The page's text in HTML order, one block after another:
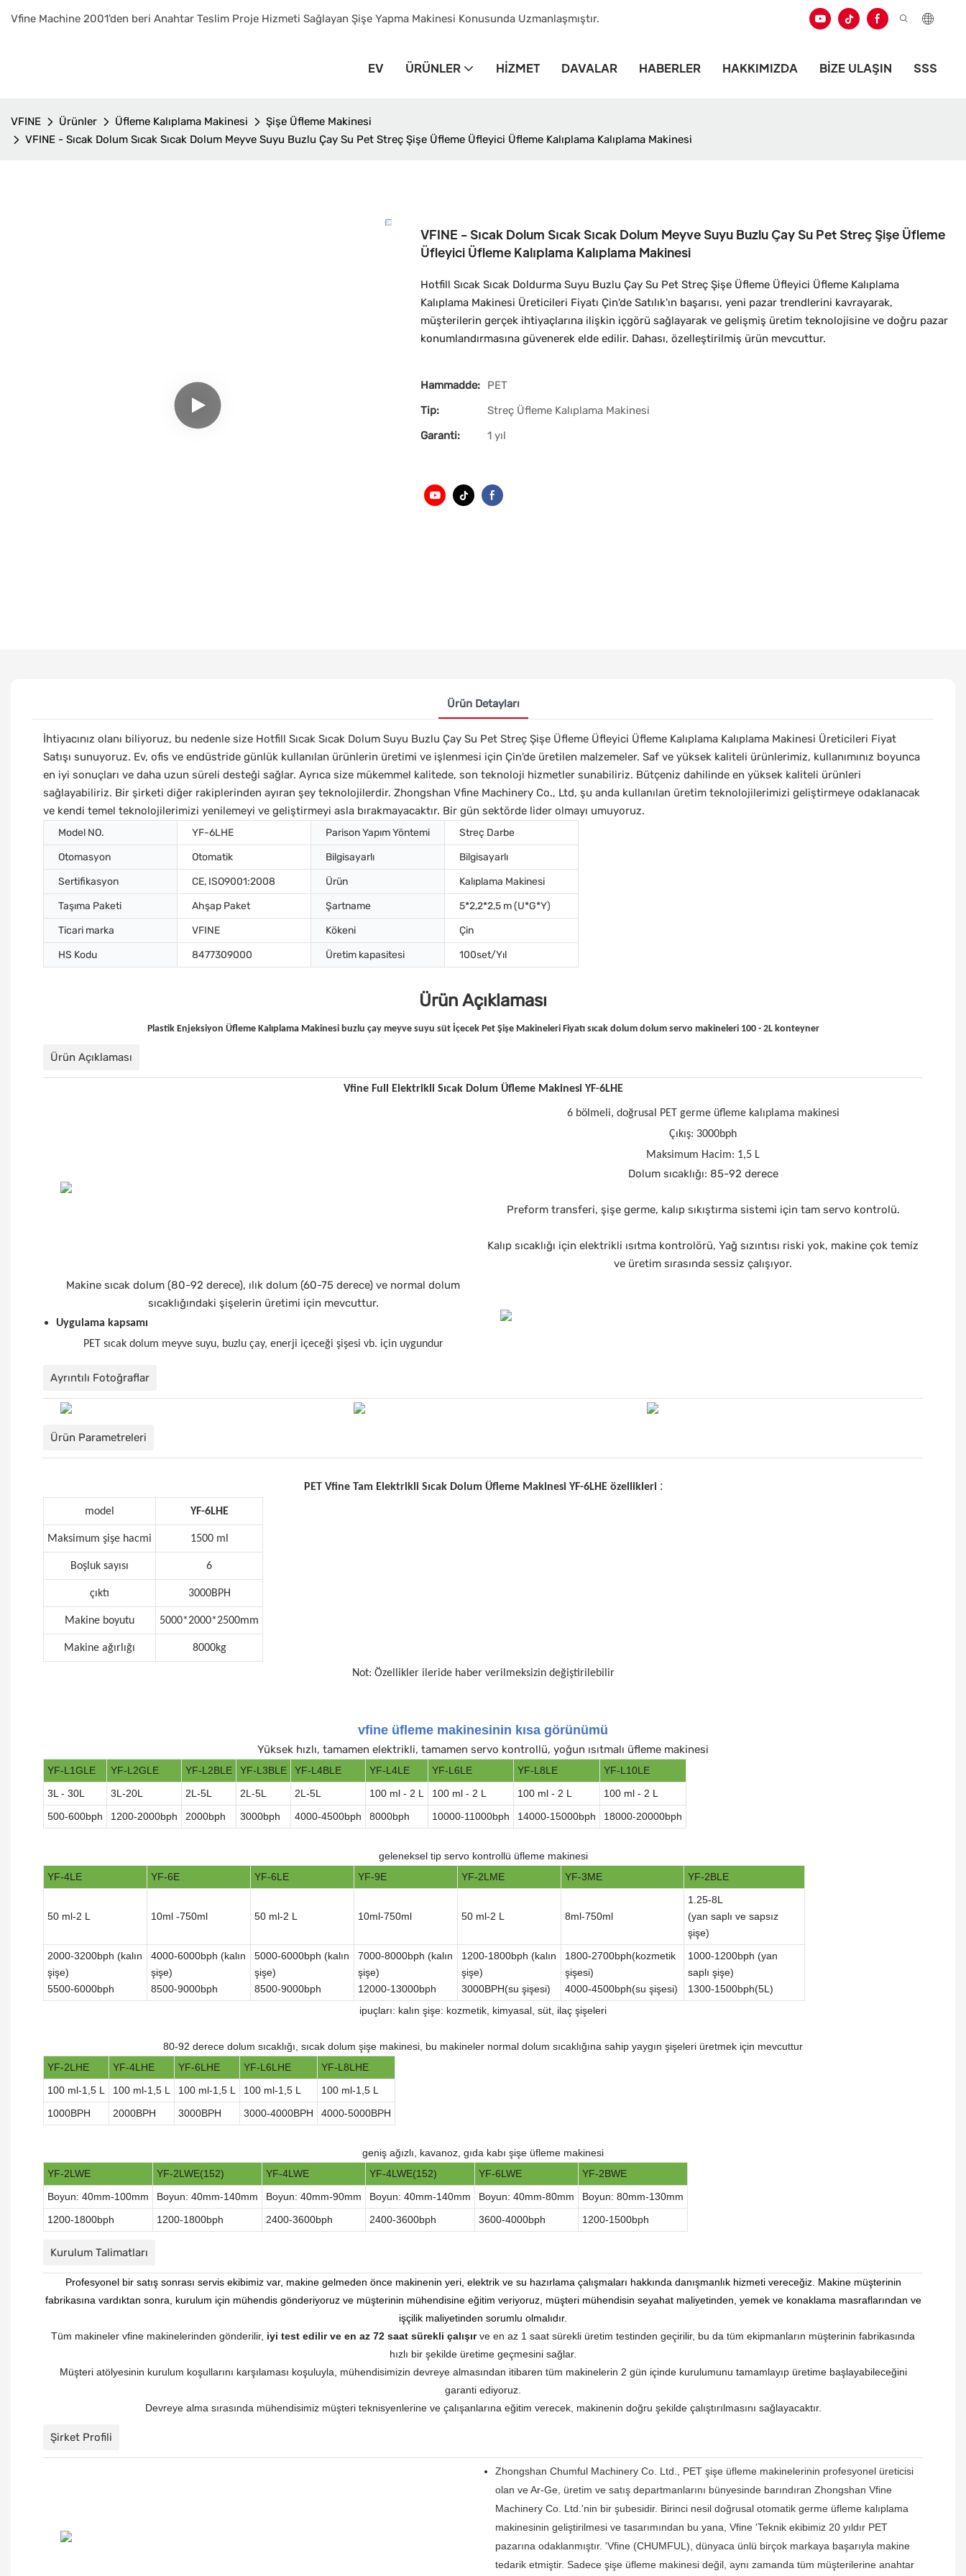
Vfine Machine 2001'den beri Anahtar Teslim Proje Hizmeti Sağlayan Şişe Yapma Makinesi Konusunda Uzmanlaşmıştır.
EV ÜRÜNLER HIZMET DAVALAR HABERLER HAKKIMIZDA BIZE ULAŞIN SSS
VFINE Ürünler Üfleme Kalıplama Makinesi
Şişe Üfleme Makinesi
VFINE - Sıcak Dolum Sıcak Sıcak Dolum Meyve Suyu Buzlu Çay Su Pet Streç Şişe Üfleme Üfleyici Üfleme Kalıplama Kalıplama Makinesi
VFINE - Sıcak Dolum Sıcak Sıcak Dolum Meyve Suyu Buzlu Çay Su Pet Streç Şişe Üfleme
Üfleyici Üfleme Kalıplama Kalıplama Makinesi
Hotfill Sıcak Sıcak Doldurma Suyu Buzlu Çay Su Pet Streç Şişe Üfleme Üfleyici Üfleme Kalıplama
Kalıplama Makinesi Üreticileri Fiyatı Çin'de Satılık'ın başarısı, yeni pazar trendlerini kavrayarak,
müşterilerin gerçek ihtiyaçlarına ilişkin içgörü sağlayarak ve gelişmiş üretim teknolojisine ve doğru pazar
konumlandırmasına güvenerek elde edilir. Dahası, özelleştirilmiş ürün mevcuttur.
Hammadde:
PET
Tip:
Streç Üfleme Kalıplama Makinesi
Garanti:
1 yıl
Ürün Detayları
İhtiyacınız olanı biliyoruz, bu nedenle size Hotfill Sıcak Sıcak Dolum Suyu Buzlu Çay Su Pet Streç Şişe Üfleme Üfleyici Üfleme Kalıplama Kalıplama Makinesi Üreticileri Fiyat
Satışı sunuyoruz. Ev, ofis ve endüstride günlük kullanılan ürünlerin üretimi ve işlenmesi için Çin'de üretilen malzemeler. Saf ve yüksek kaliteli ürünlerimiz, kullanımınız boyunca
en iyi sonuçları ve daha uzun süreli desteği sağlar. Ayrıca size mükemmel kalitede, son teknoloji hizmetler sunabiliriz. Bütçeniz dahilinde en yüksek kaliteli ürünleri
sağlayabiliriz. Bir şirketi diğer rakiplerinden ayıran şey teknolojilerdir. Zhongshan Vfine Machinery Co., Ltd, şu anda kullanılan üretim teknolojilerimizi geliştirmeye odaklanacak
ve kendi temel teknolojilerimizi yenilemeyi ve geliştirmeyi asla bırakmayacaktır. Bir gün sektörde lider olmayı umuyoruz.
Model NO. YF-6LHE Parison Yapım Yöntemi
Streç Darbe
Otomasyon
Otomatik Bilgisayarlı
Bilgisayarlı
Sertifikasyon
CE, ISO9001:2008 Ürün
Kalıplama Makinesi
Taşıma Paketi
Ahşap Paket Şartname
5*2,2*2,5 m (U*G*Y)
Ticari marka
VFINE Kökeni
Çin
HS Kodu
8477309000 Üretim kapasitesi 100set/Yıl
Ürün Açıklaması
Plastik Enjeksiyon Üfleme Kalıplama Makinesi buzlu çay meyve suyu süt İçecek Pet Şişe Makineleri Fiyatı sıcak dolum dolum servo makineleri 100 - 2L konteyner
Ürün Açıklaması
Vfine Full Elektrikli Sıcak Dolum Üfleme Makinesi YF-6LHE
6 bölmeli, doğrusal PET germe üfleme kalıplama makinesi
Çıkış: 3000bph
Maksimum Hacim: 1,5 L
Dolum sıcaklığı: 85-92 derece
Preform transferi, şişe germe, kalıp sıkıştırma sistemi için tam servo kontrolü.
Kalıp sıcaklığı için elektrikli ısıtma kontrolörü, Yağ sızıntısı riski yok, makine çok temiz
ve üretim sırasında sessiz çalışıyor.
Makine sıcak dolum (80-92 derece), ılık dolum (60-75 derece) ve normal dolum
sıcaklığındaki şişelerin üretimi için mevcuttur.
Uygulama kapsamı
PET sıcak dolum meyve suyu, buzlu çay, enerji içeceği şişesi vb. için uygundur
Ayrıntılı Fotoğraflar
Ürün Parametreleri
PET Vfine Tam Elektrikli Sıcak Dolum Üfleme Makinesi YF-6LHE özellikleri :
model YF-6LHE
Maksimum şişe hacmi 1500 ml
Boşluk sayısı 6
çıktı 3000BPH
Makine boyutu 5000*2000*2500mm
Makine ağırlığı 8000kg
Not: Özellikler ileride haber verilmeksizin değiştirilebilir
vfine üfleme makinesinin kısa görünümü
Yüksek hızlı, tamamen elektrikli, tamamen servo kontrollü, yoğun ısıtmalı üfleme makinesi
YF-L1GLE YF-L2GLE YF-L2BLE YF-L3BLE YF-L4BLE YF-L4LE YF-L6LE YF-L8LE
YF-L10LE
3L - 30L
3L-20L 2L-5L 2L-5L 2L-5L 100 ml - 2 L 100 ml - 2 L 100 ml - 2 L
100 ml - 2 L
500-600bph
1200-2000bph 2000bph 3000bph 4000-4500bph 8000bph 10000-11000bph 14000-15000bph 18000-20000bph
geleneksel tip servo kontrollü üfleme makinesi
YF-4LE
YF-6E YF-6LE YF-9E YF-2LME YF-3ME YF-2BLE
50 ml-2 L 10ml -750ml 50 ml-2 L 10ml-750ml 50 ml-2 L 8ml-750ml
1.25-8L
(yan saplı ve sapsız
şişe)
2000-3200bph (kalın
şişe)
5500-6000bph
4000-6000bph (kalın
şişe)
8500-9000bph
5000-6000bph (kalın
şişe)
8500-9000bph
7000-8000bph (kalın
şişe)
12000-13000bph
1200-1800bph (kalın
şişe)
3000BPH(su şişesi)
1800-2700bph(kozmetik
şişesi)
4000-4500bph(su şişesi)
1000-1200bph (yan
saplı şişe)
1300-1500bph(5L)
ipuçları: kalın şişe: kozmetik, kimyasal, süt, ilaç şişeleri
80-92 derece dolum sıcaklığı, sıcak dolum şişe makinesi, bu makineler normal dolum sıcaklığına sahip yaygın şişeleri üretmek için mevcuttur
YF-2LHE
YF-4LHE YF-6LHE YF-L6LHE
YF-L8LHE
100 ml-1,5 L
100 ml-1,5 L 100 ml-1,5 L 100 ml-1,5 L
100 ml-1,5 L
1000BPH
2000BPH 3000BPH 3000-4000BPH 4000-5000BPH
geniş ağızlı, kavanoz, gıda kabı şişe üfleme makinesi
YF-2LWE
YF-2LWE(152) YF-4LWE YF-4LWE(152) YF-6LWE
YF-2BWE
Boyun: 40mm-100mm
Boyun: 40mm-140mm Boyun: 40mm-90mm Boyun: 40mm-140mm Boyun: 40mm-80mm
Boyun: 80mm-130mm
1200-1800bph
1200-1800bph 2400-3600bph 2400-3600bph 3600-4000bph 1200-1500bph
Kurulum Talimatları
Profesyonel bir satış sonrası servis ekibimiz var, makine gelmeden önce makinenin yeri, elektrik ve su hazırlama çalışmaları hakkında danışmanlık hizmeti vereceğiz. Makine müşterinin
fabrikasına vardıktan sonra, kurulum için mühendis gönderiyoruz ve müşterinin mühendisine eğitim veriyoruz, müşteri mühendisin seyahat maliyetinden, yemek ve konaklama masraflarından ve
işçilik maliyetinden sorumlu olmalıdır.
Tüm makineler vfine makinelerinden gönderilir, iyi test edilir ve en az 72 saat sürekli çalışır ve en az 1 saat sürekli üretim testinden geçirilir, bu da tüm ekipmanların müşterinin fabrikasında
hızlı bir şekilde üretime geçmesini sağlar.
Müşteri atölyesinin kurulum koşullarını karşılaması koşuluyla, mühendisimizin devreye almasından itibaren tüm makinelerin 2 gün içinde kurulumunu tamamlayıp üretime başlayabileceğini
garanti ediyoruz.
Devreye alma sırasında mühendisimiz müşteri teknisyenlerine ve çalışanlarına eğitim verecek, makinenin doğru şekilde çalıştırılmasını sağlayacaktır.
Şirket Profili
Zhongshan Chumful Machinery Co. Ltd., PET şişe üfleme makinelerinin profesyonel üreticisi
olan ve Ar-Ge, üretim ve satış departmanlarını bünyesinde barındıran Zhongshan Vfine
Machinery Co. Ltd.'nin bir şubesidir. Birinci nesil doğrusal otomatik germe üfleme kalıplama
makinesinin geliştirilmesi ve tasarımından bu yana, Vfine 'Teknik ekibimiz 20 yıldır PET
pazarına odaklanmıştır. 'Vfine (CHUMFUL), dünyaca ünlü birçok markaya başarıyla makine
tedarik etmiştir. Sadece şişe üfleme makinesi değil, aynı zamanda tüm müşterilerine anahtar